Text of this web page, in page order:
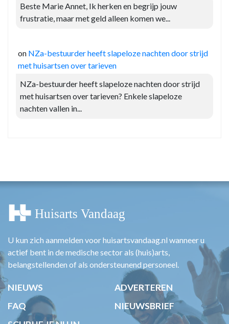
Beste Marie Annet, Ik herken en begrijp jouw
frustratie, maar met geld alleen komen we...
on NZa-bestuurder heeft slapeloze nachten door strijd
met huisartsen over tarieven
NZa-bestuurder heeft slapeloze nachten door strijd
met huisartsen over tarieven? Enkele slapeloze
nachten vallen in...
U kun zich aanmelden voor huisartsvandaag.nl wanneer u
actief bent in de medische sector als (huis)arts,
belangstellenden of als ondersteunend personeel.
NIEUWS
ADVERTEREN
FAQ
NIEUWSBRIEF